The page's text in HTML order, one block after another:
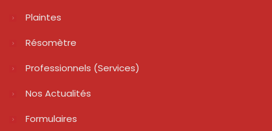
Plaintes
Résomètre
Professionnels (services)
Nos Actualités
Formulaires